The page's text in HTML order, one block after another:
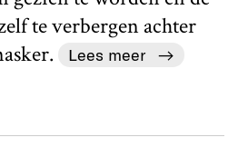
te verbergen achter
Lees meer